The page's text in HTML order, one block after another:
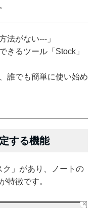
法がない---」
きるツール「Stock」
誰でも簡単に使い始め
する機能
ク」があり、ノートの
特徴です。